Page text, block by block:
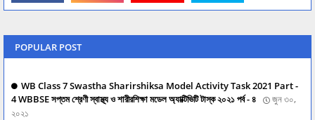
POPULAR POST
WB Class 7 Swastha Sharirshiksa Model Activity Task 2021 Part -
4 WBBSE সপ্তম শ্রেণী স্বাস্থ্য ও শারীরশিক্ষা মডেল অ্যাক্টিভিটি টাস্ক ২০২১ পর্ব - ৪
জুন ৩০,
২০২১